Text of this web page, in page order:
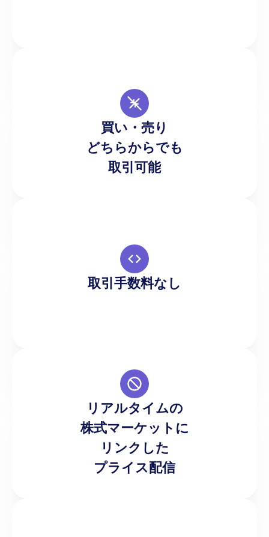
買い・売り
どちらからでも
取引可能
市場が上昇している場合も下降している場合も、
どちらの方向にでもトレードでき、市場のダイナ
ミクスを活用することができます。
取引手数料なし
追加の両替手数料はかかりません。弊社ではシン
プルな取引コストを提供しております。
リアルタイムの
株式マーケットに
リンクした
プライス配信
弊社の価格設定は株式市場のリアルタイムの動き
を反映しております。